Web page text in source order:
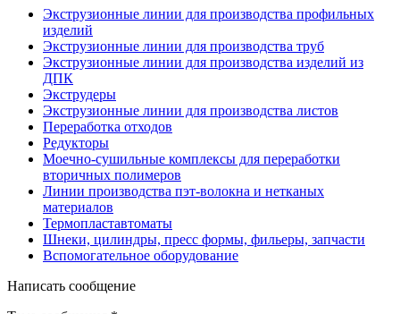
Экструзионные линии для производства профильных
изделий
Экструзионные линии для производства труб
Экструзионные линии для производства изделий из
ДПК
Экструдеры
Экструзионные линии для производства листов
Переработка отходов
Редукторы
Моечно-сушильные комплексы для переработки
вторичных полимеров
Линии производства пэт-волокна и нетканых
материалов
Термопластавтоматы
Шнеки, цилиндры, пресс формы, фильеры, запчасти
Вспомогательное оборудование
Написать сообщение